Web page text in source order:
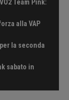
Team Pink:
alla VAP
la seconda
sabato in